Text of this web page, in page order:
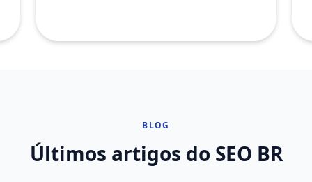
BLOG
Últimos artigos do SEO BR